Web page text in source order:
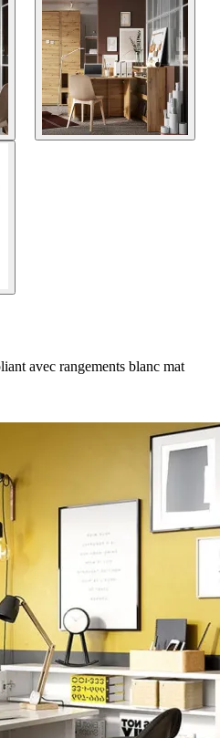
avec rangements blanc mat